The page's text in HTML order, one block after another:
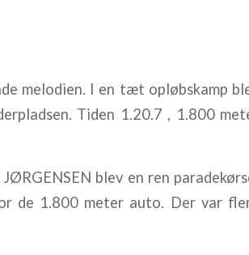
melodien. I en tæt opløbskamp
Tiden 1.20.7 , 1.800
blev en ren
de 1.800 meter auto. Der var